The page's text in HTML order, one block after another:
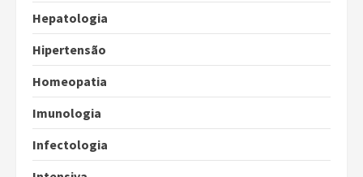
Hepatologia
Hipertensão
Homeopatia
Imunologia
Infectologia